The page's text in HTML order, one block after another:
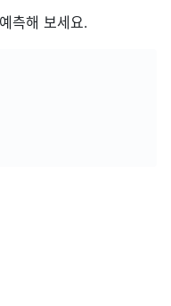
측해 보세요.